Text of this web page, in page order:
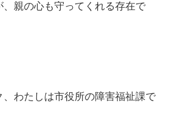
親の心も守ってくれる存在で
、わたしは市役所の障害福祉課で